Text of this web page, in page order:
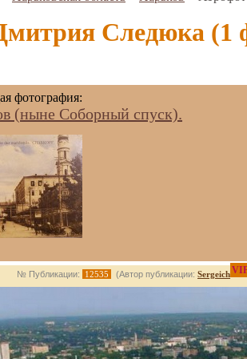
Следюка (1
фотография:
(ныне Соборный спуск).
№ Публикации: 12535 (Автор публикации: Sergeich